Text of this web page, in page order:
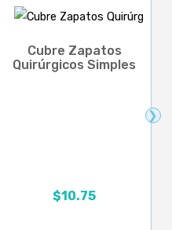
❯
Cubre Zapatos
Quirúrgicos Simples
$10.75